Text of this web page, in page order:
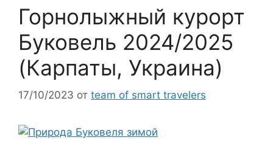
Горнолыжный курорт
Буковель 2024/2025
(Карпаты, Украина)
17/10/2023 от team of smart travelers